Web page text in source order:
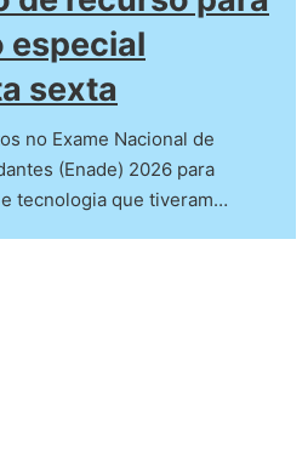
especial
sexta
(Enade) 2026 para
tecnologia que tiveram…